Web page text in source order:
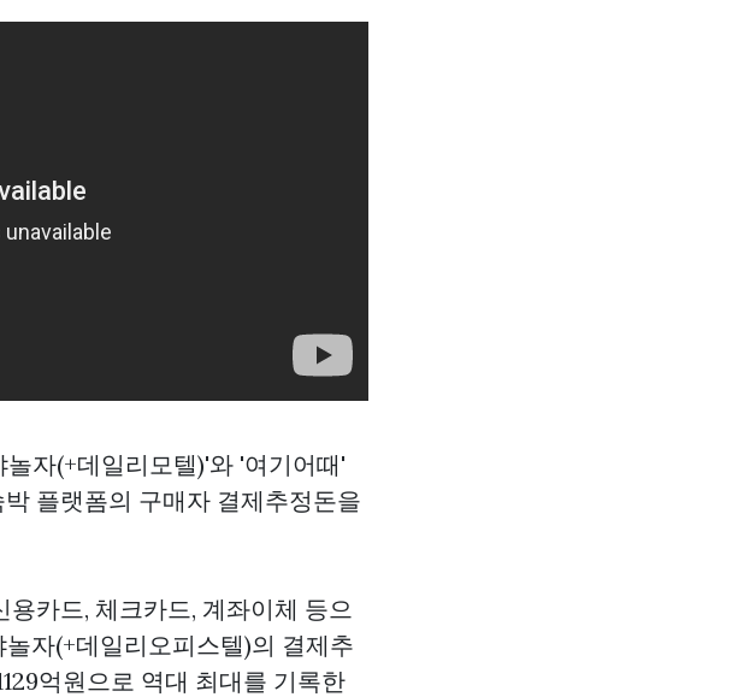
놀자(+데일리모텔)'와 '여기어때'
박 플랫폼의 구매자 결제추정돈을
용카드, 체크카드, 계좌이체 등으
자(+데일리오피스텔)의 결제추
억원으로 역대 최대를 기록한